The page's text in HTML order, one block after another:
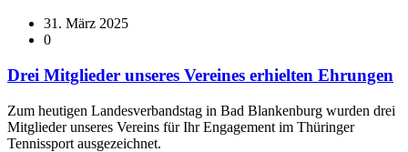
31. März 2025
0
Drei Mitglieder unseres Vereines erhielten Ehrungen
Zum heutigen Landesverbandstag in Bad Blankenburg wurden drei
Mitglieder unseres Vereins für Ihr Engagement im Thüringer
Tennissport ausgezeichnet.